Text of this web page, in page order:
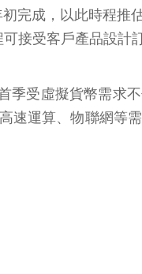
完成，以此時程推
接受客戶產品設計
受虛擬貨幣需求
運算、物聯網等